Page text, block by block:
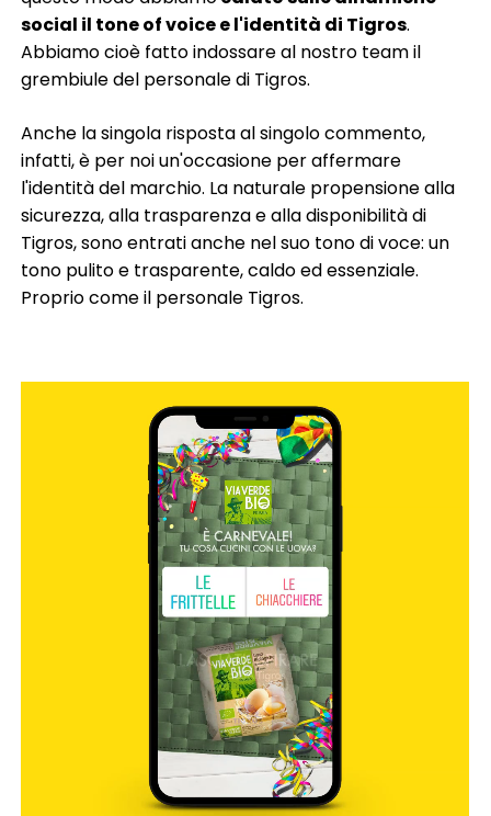
social il tone of voice e l'identità di Tigros.
Abbiamo cioè fatto indossare al nostro team il
grembiule del personale di Tigros.
Anche la singola risposta al singolo commento,
infatti, è per noi un'occasione per affermare
l'identità del marchio. La naturale propensione alla
sicurezza, alla trasparenza e alla disponibilità di
Tigros, sono entrati anche nel suo tono di voce: un
tono pulito e trasparente, caldo ed essenziale.
Proprio come il personale Tigros.